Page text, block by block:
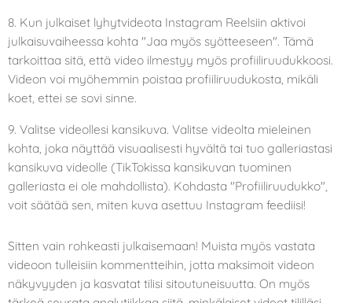
8. Kun julkaiset lyhytvideota Instagram Reelsiin aktivoi
julkaisuvaiheessa kohta "Jaa myös syötteeseen". Tämä
tarkoittaa sitä, että video ilmestyy myös profiiliruudukkoosi.
Videon voi myöhemmin poistaa profiiliruudukosta, mikäli
koet, ettei se sovi sinne.
9. Valitse videollesi kansikuva. Valitse videolta mieleinen
kohta, joka näyttää visuaalisesti hyvältä tai tuo galleriastasi
kansikuva videolle (TikTokissa kansikuvan tuominen
galleriasta ei ole mahdollista). Kohdasta "Profiiliruudukko",
voit säätää sen, miten kuva asettuu Instagram feediisi!
Sitten vain rohkeasti julkaisemaan! Muista myös vastata
videoon tulleisiin kommentteihin, jotta maksimoit videon
näkyvyyden ja kasvatat tilisi sitoutuneisuutta. On myös